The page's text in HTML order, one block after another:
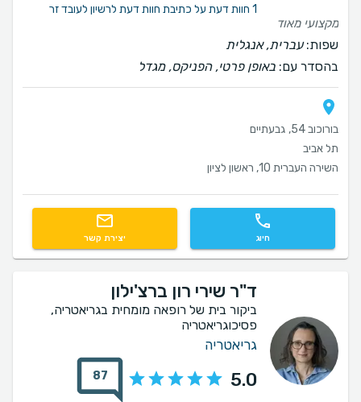
1 חוות דעת על כתיבת חוות דעת לרשיון לעובד זר
מקצועי מאוד
שפות:עברית, אנגלית
בהסדר עם: באופן פרטי, הפניקס, מגדל
בורוכוב 54, גבעתיים
תל אביב
השירה העברית 10, ראשון לציון
חיוג יצירת קשר
ד"ר שירי רון ברצ'ילון
ביקור בית של רופאה מומחית בגריאטריה,
פסיכוגריאטריה
גריאטריה
5.0
87